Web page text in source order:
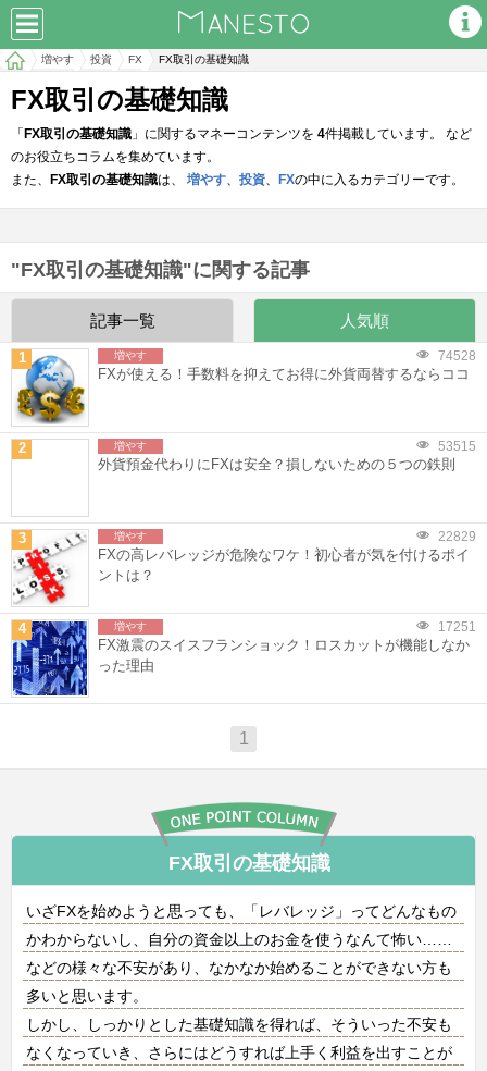
増やす 投資 FX FX取引の基礎知識
FX取引の基礎知識
「 FX取引の基礎知識 」に関するマネーコンテンツを 4件掲載しています。 など
のお役立ちコラムを集めています。
また、
FX取引の基礎知識は、 増やす、 投資、 FXの中に入るカテゴリーです。
"FX取引の基礎知識"に関する記事
記事一覧 人気順
1 増やす 74528
FXが使える！手数料を抑えてお得に外貨両替するならココ
2 増やす 53515
外貨預金代わりにFXは安全？損しないための５つの鉄則
3 増やす 22829
FXの高レバレッジが危険なワケ！初心者が気を付けるポイ
ントは？
4 増やす 17251
FX激震のスイスフランショック！ロスカットが機能しなか
った理由
1
FX取引の基礎知識
いざFXを始めようと思っても、「レバレッジ」ってどんなもの
かわからないし、自分の資金以上のお金を使うなんて怖い……
などの様々な不安があり、なかなか始めることができない方も
多いと思います。
しかし、しっかりとした基礎知識を得れば、そういった不安も
なくなっていき、さらにはどうすれば上手く利益を出すことが